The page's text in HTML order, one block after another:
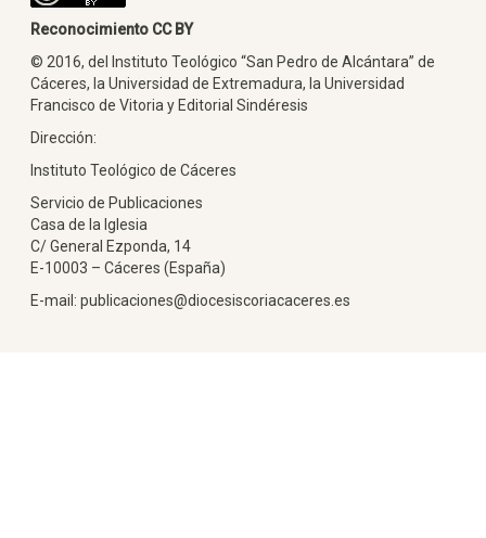
Reconocimiento CC BY
© 2016, del Instituto Teológico “San Pedro de Alcántara” de
Cáceres, la Universidad de Extremadura, la Universidad
Francisco de Vitoria y Editorial Sindéresis
Dirección:
Instituto Teológico de Cáceres
Servicio de Publicaciones
Casa de la Iglesia
C/ General Ezponda, 14
E-10003 – Cáceres (España)
E-mail: publicaciones@diocesiscoriacaceres.es